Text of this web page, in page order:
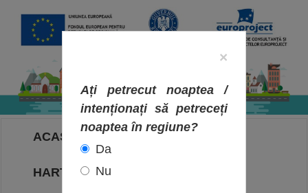
ACASA
HARTA OBIECTIVELOR
×
Ați petrecut noaptea /
intenționați să petreceți
noaptea în regiune?
Da
Nu